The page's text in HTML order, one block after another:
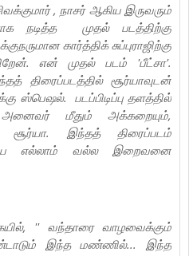
, நாசர் ஆகிய இருவரும்
நடித்த முதல் படத்திற்கு
கார்த்திக் சுப்புராஜிற்கு
என் முதல் படம் 'பீட்சா'.
திரைப்படத்தில் சூர்யாவுடன்
ஸ்பெஷல். படப்பிடிப்பு தளத்தில்
அனைவர் மீதும் அக்கறையும்,
இந்தத் திரைப்படம்
எல்லாம் வல்ல இறைவனை
'' வந்தாரை வாழவைக்கும்
இந்த மண்ணில்... இந்த